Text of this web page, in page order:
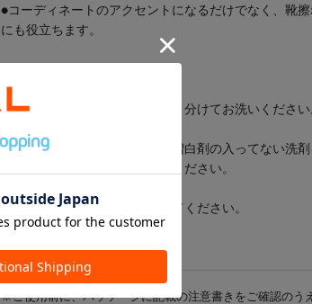
●コーディネートのアクセントになるだけでなく、靴
にも役立ちます。
《ご使用上の注意》
●濃色物の場合は白物・淡色物と分けてお洗いください
●生成り、淡色物の場合は蛍光増白剤の入ってない洗剤
●塩素系漂白剤は使用しないでください。
●口ゴム部を上にして陰干ししてください。
※ご使用前に、パッケージに記載の注意書きをご確認のう